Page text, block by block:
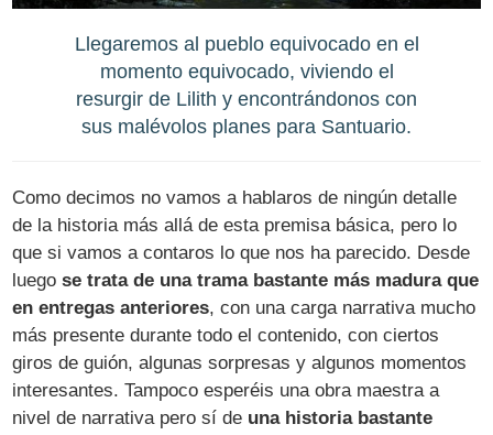
Llegaremos al pueblo equivocado en el
momento equivocado, viviendo el
resurgir de Lilith y encontrándonos con
sus malévolos planes para Santuario.
Como decimos no vamos a hablaros de ningún detalle
de la historia más allá de esta premisa básica, pero lo
que si vamos a contaros lo que nos ha parecido. Desde
luegose trata de una trama bastante más madura que
en entregas anteriores, con una carga narrativa mucho
más presente durante todo el contenido, con ciertos
giros de guión, algunas sorpresas y algunos momentos
interesantes. Tampoco esperéis una obra maestra a
nivel de narrativa pero sí de una historia bastante